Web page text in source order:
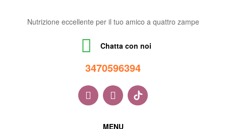
Nutrizione eccellente per il tuo amico a quattro zampe
Chatta con noi
3470596394
MENU